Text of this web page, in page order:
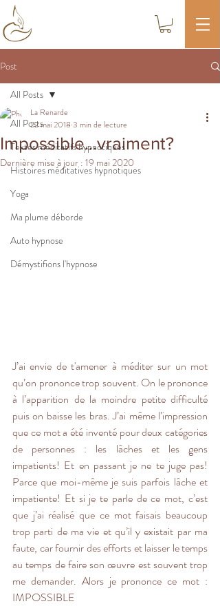
Post
All Posts
Textes méditatifs hypnotiques
Histoires méditatives hypnotiques
Yoga
Ma plume déborde
Auto hypnose
Démystifions l'hypnose
All Posts
Impossible...vraiment?
La Renarde
22 mai 2018 3 min de lecture
Dernière mise à jour : 19 mai 2020
J’ai envie de t'amener à méditer sur un mot
qu’on prononce trop souvent. On le prononce
à l’apparition de la moindre petite difficulté
puis on baisse les bras. J’ai même l’impression
que ce mot a été inventé pour deux catégories
de personnes : les lâches et les gens
impatients! Et en passant je ne te juge pas!
Parce que moi-même je suis parfois lâche et
impatiente! Et si je te parle de ce mot, c’est
que j’ai réalisé que ce mot faisais beaucoup
trop parti de ma vie et qu’il y existait par ma
faute, car fournir des efforts et laisser le temps
au temps de faire son œuvre est souvent trop
me demander. Alors je prononce ce mot :
IMPOSSIBLE